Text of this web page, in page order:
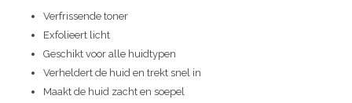
Verfrissende toner
Exfolieert licht
Geschikt voor alle huidtypen
Verheldert de huid en trekt snel in
Maakt de huid zacht en soepel